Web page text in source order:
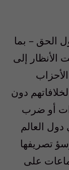
الحق – بما
الأنظار إلى
دون
أو ضرب
العالم
تصريفها
على